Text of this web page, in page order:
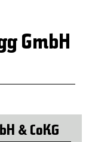
GmbH
& CoKG